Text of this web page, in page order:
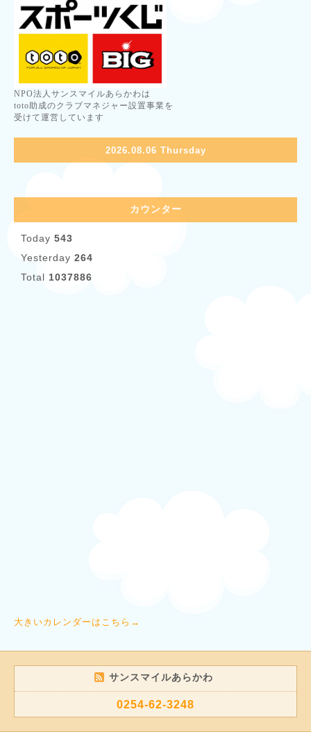
NPO法人サンスマイルあらかわは
toto助成のクラブマネジャー設置事業を
受けて運営しています
2026.08.06 Thursday
カウンター
Today 543
Yesterday 264
Total 1037886
大きいカレンダーはこちら→
サンスマイルあらかわ
0254-62-3248